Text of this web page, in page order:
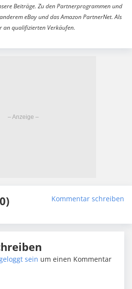
Beiträge. Zu den Partnerprogrammen und
eBay und das Amazon PartnerNet. Als
an qualifizierten Verkäufen.
Kommentar schreiben
sein um einen Kommentar